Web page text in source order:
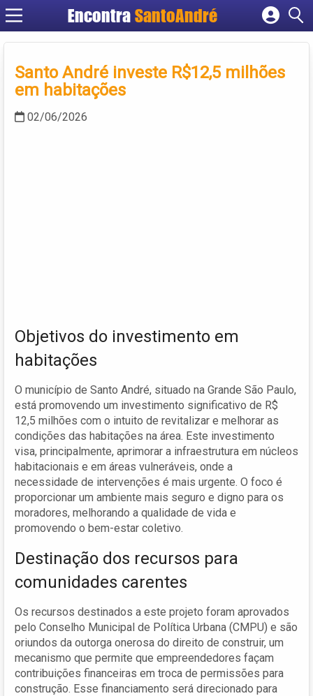
Encontra SantoAndré
Cadastrar empresa
Criar conta
Santo André investe R$12,5 milhões
em habitações
02/06/2026
Objetivos do investimento em
habitações
O município de Santo André, situado na Grande São Paulo,
está promovendo um investimento significativo de R$
12,5 milhões com o intuito de revitalizar e melhorar as
condições das habitações na área. Este investimento
visa, principalmente, aprimorar a infraestrutura em núcleos
habitacionais e em áreas vulneráveis, onde a
necessidade de intervenções é mais urgente. O foco é
proporcionar um ambiente mais seguro e digno para os
moradores, melhorando a qualidade de vida e
promovendo o bem-estar coletivo.
Destinação dos recursos para
comunidades carentes
Os recursos destinados a este projeto foram aprovados
pelo Conselho Municipal de Política Urbana (CMPU) e são
oriundos da outorga onerosa do direito de construir, um
mecanismo que permite que empreendedores façam
contribuições financeiras em troca de permissões para
construção. Esse financiamento será direcionado para